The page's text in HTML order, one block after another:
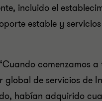
incluido el
estable y servicios
comenzamos
global de servicios de
habían adquirido